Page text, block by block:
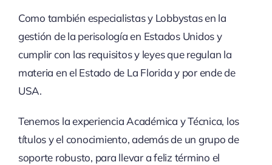
Como también especialistas y Lobbystas en la
gestión de la perisología en Estados Unidos y
cumplir con las requisitos y leyes que regulan la
materia en el Estado de La Florida y por ende de
USA.
Tenemos la experiencia Académica y Técnica, los
títulos y el conocimiento, además de un grupo de
soporte robusto, para llevar a feliz término el